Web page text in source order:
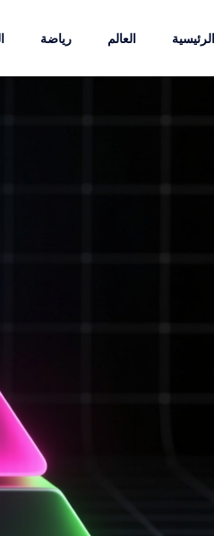
الرئيسية العالم رياضة